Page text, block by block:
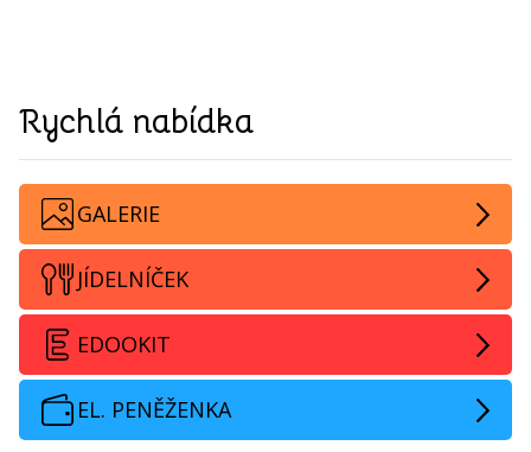
Rychlá nabídka
GALERIE
JÍDELNÍČEK
EDOOKIT
EL. PENĚŽENKA